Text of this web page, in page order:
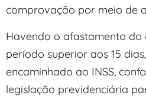
comprovação por meio de
Havendo o afastamento
período superior aos 15
encaminhado ao INSS,
legislação previdenciária